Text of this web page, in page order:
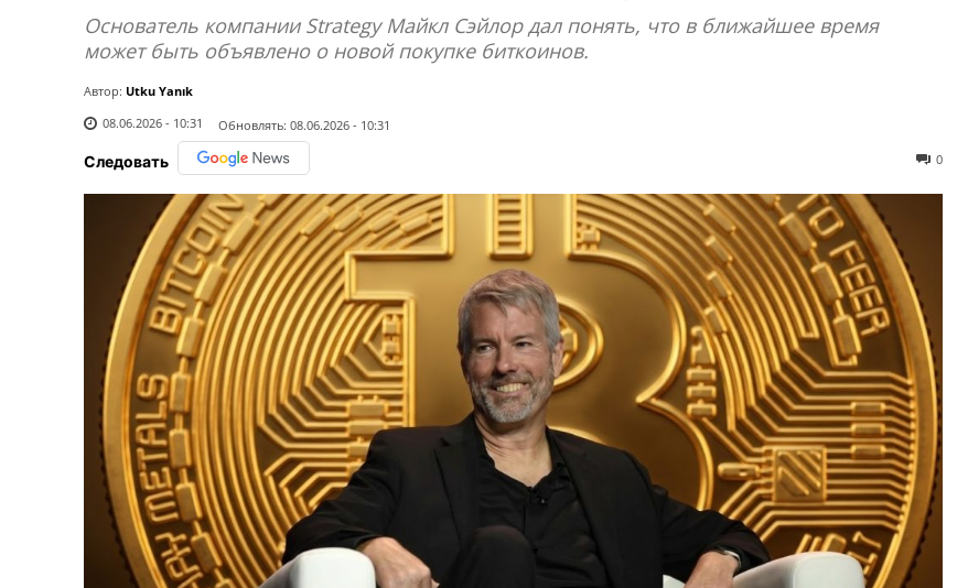
Основатель компании Strategy Майкл Сэйлор дал понять, что в ближайшее время
может быть объявлено о новой покупке биткоинов.
Автор: Utku Yanık
08.06.2026 - 10:31
Обновлять: 08.06.2026 - 10:31
Следовать 0